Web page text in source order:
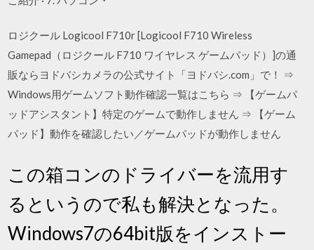
ロジクール Logicool F710r [Logicool F710 Wireless
Gamepad（ロジクール F710 ワイヤレス ゲームパッド）]の通
販ならヨドバシカメラの公式サイト「ヨドバシ.com」で！ ⇒
Windows用ゲームソフト動作確認一覧はこちら ⇒ 【ゲームパ
ッドアシスタント】特定のゲームで動作しません ⇒ 【ゲーム
パッド】動作を確認したい／ゲームパッドが動作しません
この箱コンのドライバーを流用す
るというので私も解決となった。
Windows7の64bit版をインストー